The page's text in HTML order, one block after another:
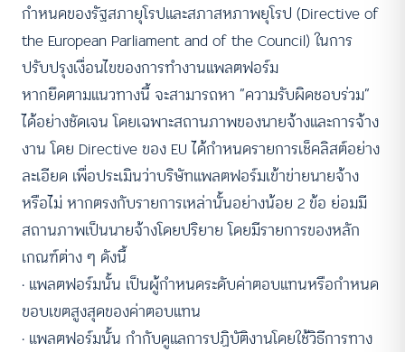
กำหนดของรัฐสภายุโรปและสภาสหภาพยุโรป (Directive of
the European Parliament and of the Council) ในการ
ปรับปรุงเงื่อนไขของการทำงานแพลตฟอร์ม
หากยึดตามแนวทางนี้ จะสามารถหา “ความรับผิดชอบร่วม”
ได้อย่างชัดเจน โดยเฉพาะสถานภาพของนายจ้างและการจ้าง
งาน โดย Directive ของ EU ได้กำหนดรายการเช็คลิสต์อย่าง
ละเอียด เพื่อประเมินว่าบริษัทแพลตฟอร์มเข้าข่ายนายจ้าง
หรือไม่ หากตรงกับรายการเหล่านั้นอย่างน้อย 2 ข้อ ย่อมมี
สถานภาพเป็นนายจ้างโดยปริยาย โดยมีรายการของหลัก
เกณฑ์ต่าง ๆ ดังนี้
· แพลตฟอร์มนั้น เป็นผู้กำหนดระดับค่าตอบแทนหรือกำหนด
ขอบเขตสูงสุดของค่าตอบแทน
· แพลตฟอร์มนั้น กำกับดูแลการปฏิบัติงานโดยใช้วิธีการทาง